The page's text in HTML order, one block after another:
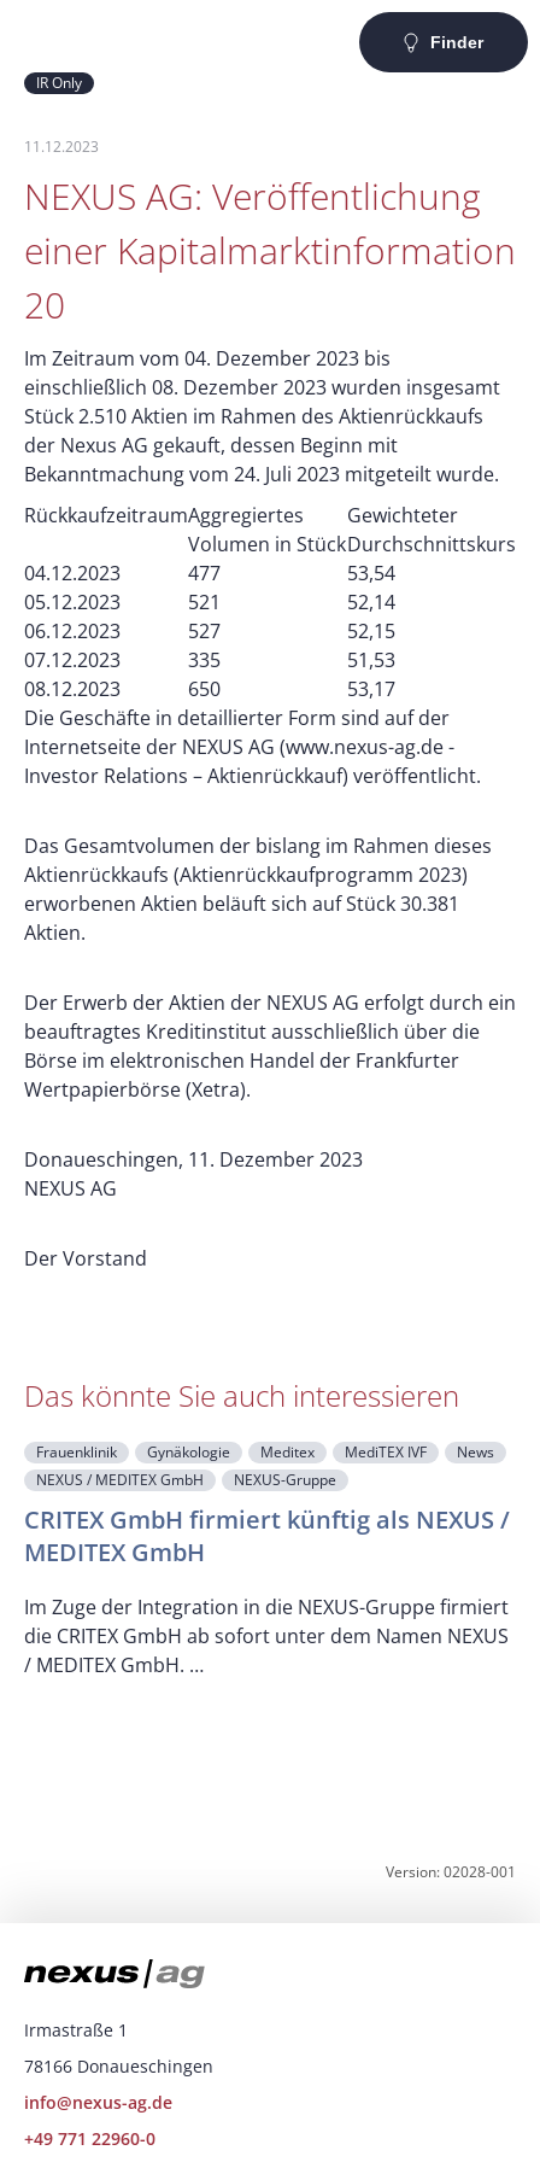
Finder
IR Only
11.12.2023
NEXUS AG: Veröffentlichung
einer Kapitalmarktinformation
20
Im Zeitraum vom 04. Dezember 2023 bis
einschließlich 08. Dezember 2023 wurden insgesamt
Stück 2.510 Aktien im Rahmen des Aktienrückkaufs
der Nexus AG gekauft, dessen Beginn mit
Bekanntmachung vom 24. Juli 2023 mitgeteilt wurde.
RückkaufzeitraumAggregiertes
Volumen in Stück
Gewichteter
Durchschnittskurs
04.12.2023
477
53,54
05.12.2023
521
52,14
06.12.2023
527
52,15
07.12.2023
335
51,53
08.12.2023
650
53,17
Die Geschäfte in detaillierter Form sind auf der
Internetseite der NEXUS AG (www.nexus-ag.de -
Investor Relations – Aktienrückkauf) veröffentlicht.
Das Gesamtvolumen der bislang im Rahmen dieses
Aktienrückkaufs (Aktienrückkaufprogramm 2023)
erworbenen Aktien beläuft sich auf Stück 30.381
Aktien.
Der Erwerb der Aktien der NEXUS AG erfolgt durch ein
beauftragtes Kreditinstitut ausschließlich über die
Börse im elektronischen Handel der Frankfurter
Wertpapierbörse (Xetra).
Donaueschingen, 11. Dezember 2023
NEXUS AG
Der Vorstand
Das könnte Sie auch interessieren
Frauenklinik Gynäkologie Meditex MediTEX IVF
News
NEXUS / MEDITEX GmbH
NEXUS-Gruppe
CRITEX GmbH firmiert künftig als NEXUS /
MEDITEX GmbH
Im Zuge der Integration in die NEXUS-Gruppe firmiert
die CRITEX GmbH ab sofort unter dem Namen NEXUS
/ MEDITEX GmbH. …
Version: 02028-001
Irmastraße 1
78166 Donaueschingen
info@nexus-ag.de
+49 771 22960-0